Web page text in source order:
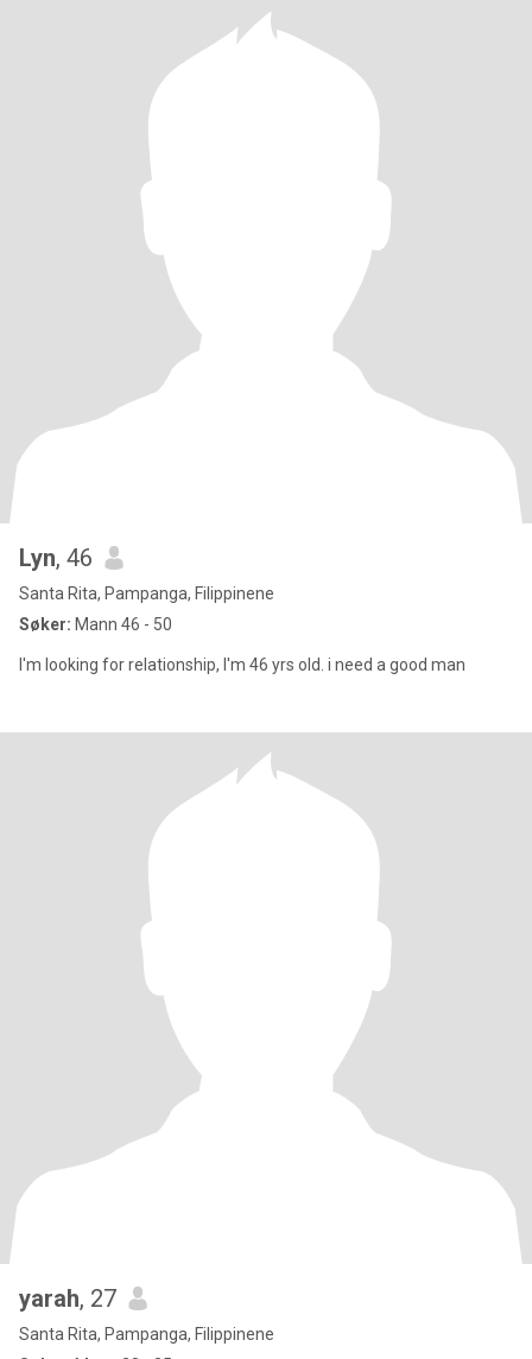
Lyn, 46
Santa Rita, Pampanga, Filippinene
Søker: Mann 46 - 50
I'm looking for relationship, I'm 46 yrs old. i need a good man
yarah, 27
Santa Rita, Pampanga, Filippinene